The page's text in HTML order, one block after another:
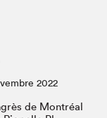
Braindate
2022
2022
de Montréal